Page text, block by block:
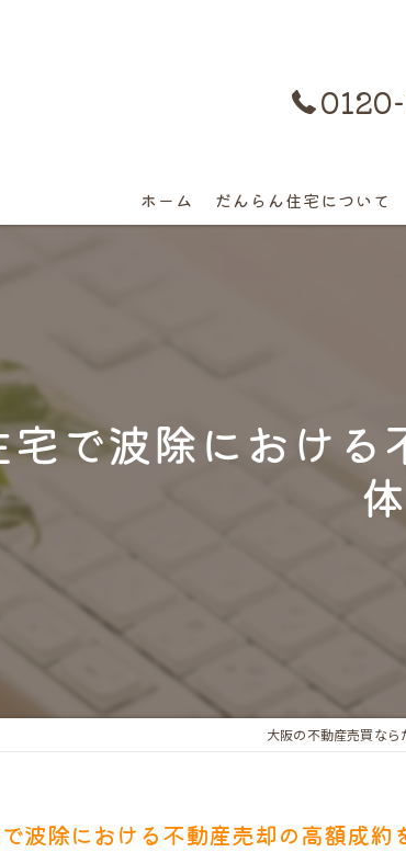
ホーム だんらん住宅について
で波除におけ
大阪の不動産売買な
波除における不動産売却の高額成約